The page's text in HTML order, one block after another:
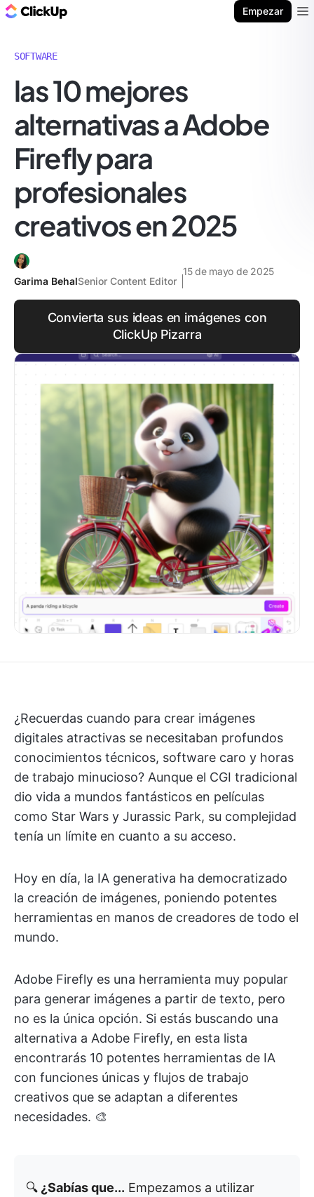
Empezar
SOFTWARE
las 10 mejores
alternativas a Adobe
Firefly para
profesionales
creativos en 2025
Garima BehalSenior Content Editor
15 de mayo de 2025
Convierta sus ideas en imágenes con
ClickUp Pizarra
¿Recuerdas cuando para crear imágenes
digitales atractivas se necesitaban profundos
conocimientos técnicos, software caro y horas
de trabajo minucioso? Aunque el CGI tradicional
dio vida a mundos fantásticos en películas
como Star Wars y Jurassic Park, su complejidad
tenía un límite en cuanto a su acceso.
Hoy en día, la IA generativa ha democratizado
la creación de imágenes, poniendo potentes
herramientas en manos de creadores de todo el
mundo.
Adobe Firefly es una herramienta muy popular
para generar imágenes a partir de texto, pero
no es la única opción. Si estás buscando una
alternativa a Adobe Firefly, en esta lista
encontrarás 10 potentes herramientas de IA
con funciones únicas y flujos de trabajo
creativos que se adaptan a diferentes
necesidades. 🎨
🔍 ¿Sabías que... Empezamos a utilizar